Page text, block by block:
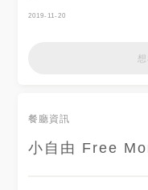
2019-11-20
餐廳資訊
小自由 Free